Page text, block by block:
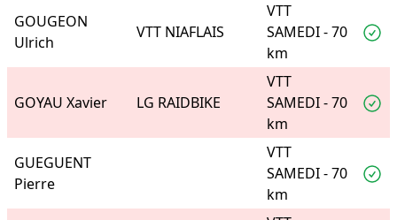
GOUGEON
Ulrich
VTT NIAFLAIS
VTT
SAMEDI - 70
km
GOYAU Xavier LG RAIDBIKE
VTT
SAMEDI - 70
km
GUEGUENT
Pierre
VTT
SAMEDI - 70
km